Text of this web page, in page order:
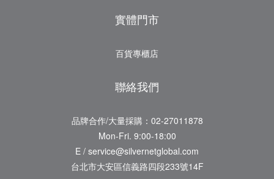
實體門市
百貨專櫃店
聯絡我們
品牌合作/大量採購：02-27011878
Mon-Fri. 9:00-18:00
E / service@silvernetglobal.com
台北市大安區信義路四段233號14F